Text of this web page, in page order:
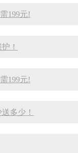
199元!
！
199元!
199元!
多少！